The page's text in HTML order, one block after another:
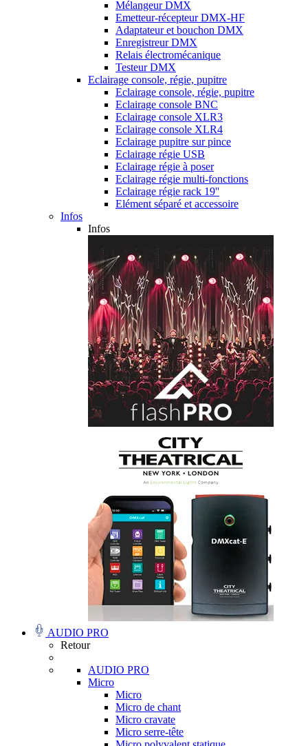
Mélangeur DMX
Emetteur-récepteur DMX-HF
Adaptateur et bouchon DMX
Enregistreur DMX
Relais électromécanique
Testeur DMX
Eclairage console, régie, pupitre
Eclairage console, régie, pupitre
Eclairage console BNC
Eclairage console XLR3
Eclairage console XLR4
Eclairage pupitre sur pince
Eclairage régie USB
Eclairage régie à poser
Eclairage régie multi-fonctions
Eclairage régie rack 19''
Elément séparé et accessoire
Infos
Infos
AUDIO PRO
Retour
AUDIO PRO
Micro
Micro
Micro de chant
Micro cravate
Micro serre-tête